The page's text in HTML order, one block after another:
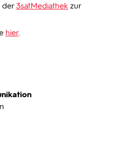
der3satMediathek zur
hier.